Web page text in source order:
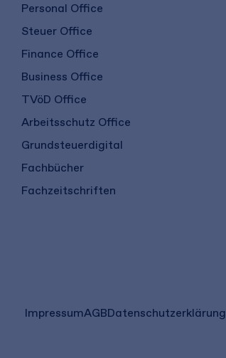
Personal Office
Steuer Office
Finance Office
Business Office
TVöD Office
Arbeitsschutz Office
Grundsteuerdigital
Fachbücher
Fachzeitschriften
ImpressumAGB(öffnet
Datenschutzerklärung